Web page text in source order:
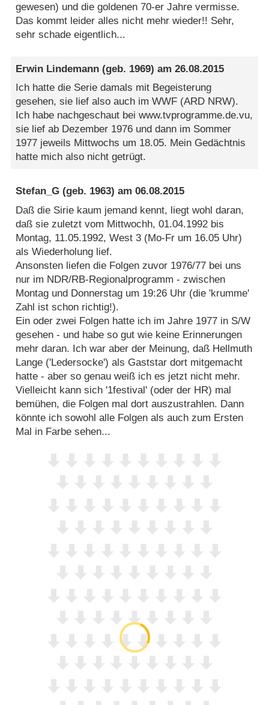
gewesen) und die goldenen 70-er Jahre vermisse.
Das kommt leider alles nicht mehr wieder!! Sehr,
sehr schade eigentlich...
Erwin Lindemann (geb. 1969) am26.08.2015
Ich hatte die Serie damals mit Begeisterung
gesehen, sie lief also auch im WWF (ARD NRW).
Ich habe nachgeschaut bei www.tvprogramme.de.vu,
sie lief ab Dezember 1976 und dann im Sommer
1977 jeweils Mittwochs um 18.05. Mein Gedächtnis
hatte mich also nicht getrügt.
Stefan_G (geb. 1963) am06.08.2015
Daß die Sirie kaum jemand kennt, liegt wohl daran,
daß sie zuletzt vom Mittwochh, 01.04.1992 bis
Montag, 11.05.1992, West 3 (Mo-Fr um 16.05 Uhr)
als Wiederholung lief.
Ansonsten liefen die Folgen zuvor 1976/77 bei uns
nur im NDR/RB-Regionalprogramm - zwischen
Montag und Donnerstag um 19:26 Uhr (die 'krumme'
Zahl ist schon richtig!).
Ein oder zwei Folgen hatte ich im Jahre 1977 in S/W
gesehen - und habe so gut wie keine Erinnerungen
mehr daran. Ich war aber der Meinung, daß Hellmuth
Lange ('Ledersocke') als Gaststar dort mitgemacht
hatte - aber so genau weiß ich es jetzt nicht mehr.
Vielleicht kann sich '1festival' (oder der HR) mal
bemühen, die Folgen mal dort auszustrahlen. Dann
könnte ich sowohl alle Folgen als auch zum Ersten
Mal in Farbe sehen...